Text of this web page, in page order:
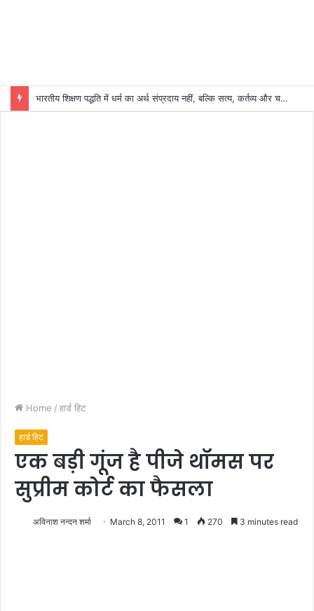
भारतीय शिक्षण पद्धति में धर्म का अर्थ संप्रदाय नहीं, बल्कि सत्य, कर्तव्य और चरित्र निर्माण है: विजय प्रकाश
Home / हार्ड हिट
हार्ड हिट
एक बड़ी गूंज है पीजे थॉमस पर
सुप्रीम कोर्ट का फैसला
अविनाश नन्दन शर्मा March 8, 2011 1 270 3 minutes read